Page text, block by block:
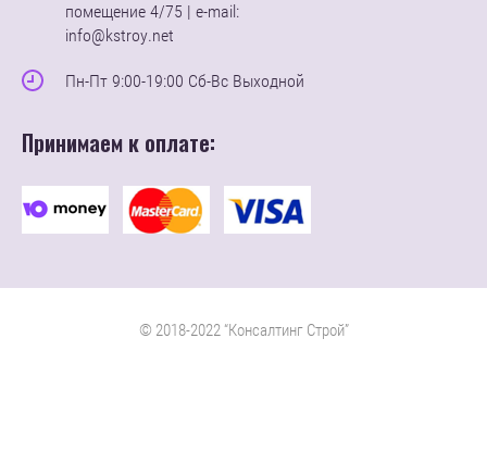
помещение 4/75 | e-mail:
info@kstroy.net
Пн-Пт 9:00-19:00 Сб-Вс Выходной
Принимаем к оплате:
© 2018-2022 “Консалтинг Строй”